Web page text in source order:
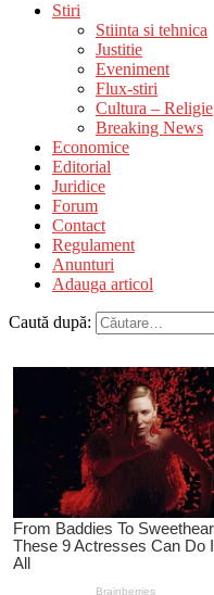
Stiri
Stiinta si tehnica
Justitie
Eveniment
Flux-stiri
Cultura – Religie
Breaking News
Economice
Editorial
Juridice
Forum
Contact
Regulament
Anunturi
Adauga articol
Caută după: